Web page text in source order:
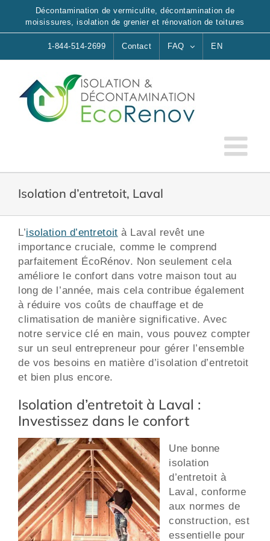
content
Décontamination de vermiculite, décontamination de
moisissures, isolation de grenier et rénovation de toitures
1-844-514-2699 Contact FAQ EN
Isolation d’entretoit, Laval
L’isolation d’entretoit à Laval revêt une
importance cruciale, comme le comprend
parfaitement ÉcoRénov. Non seulement cela
améliore le confort dans votre maison tout au
long de l’année, mais cela contribue également
à réduire vos coûts de chauffage et de
climatisation de manière significative. Avec
notre service clé en main, vous pouvez compter
sur un seul entrepreneur pour gérer l’ensemble
de vos besoins en matière d’isolation d’entretoit
et bien plus encore.
Isolation d’entretoit à Laval :
Investissez dans le confort
Une bonne
isolation
d’entretoit à
Laval, conforme
aux normes de
construction, est
essentielle pour